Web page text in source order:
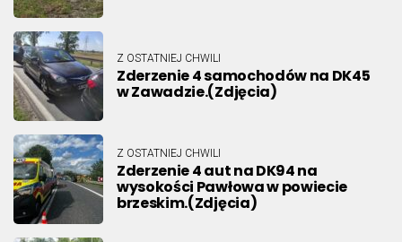
Z OSTATNIEJ CHWILI
Zderzenie 4 samochodów na DK45
w Zawadzie.(Zdjęcia)
Z OSTATNIEJ CHWILI
Zderzenie 4 aut na DK94 na
wysokości Pawłowa w powiecie
brzeskim.(Zdjęcia)